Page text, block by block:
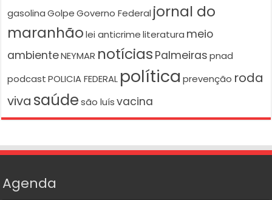
gasolina Golpe Governo Federal jornal do
maranhão lei anticrime literatura meio
ambienteNEYMAR notícias Palmeiras pnad
podcast POLICIA FEDERAL política prevenção roda
viva saúde são luís vacina
Agenda